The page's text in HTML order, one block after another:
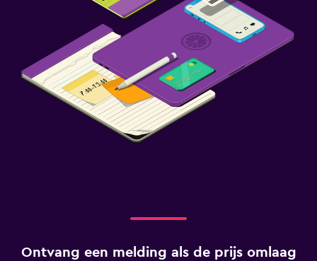
Ontvang een melding als de prijs omlaag